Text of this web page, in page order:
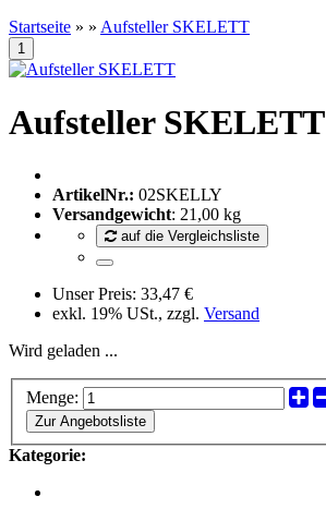
Startseite » » Aufsteller SKELETT
Aufsteller SKELETT
ArtikelNr.: 02SKELLY
Versandgewicht: 21,00 kg
auf die Vergleichsliste
Unser Preis: 33,47 €
exkl. 19% USt., zzgl. Versand
Wird geladen ...
Menge:
Zur Angebotsliste
Kategorie: